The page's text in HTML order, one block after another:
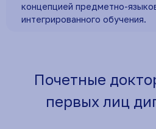
концепцией предметно-
интегрированного обучения.
Почетные
первых лиц